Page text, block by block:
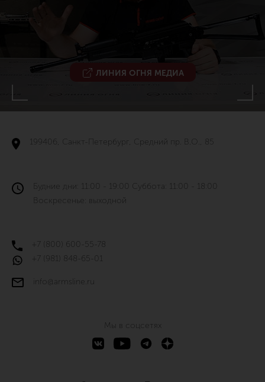
ЛИНИЯ ОГНЯ МЕДИА
199406, Санкт-Петербург, Средний пр. В.О., 85
Будние дни: 11:00 - 19:00 Суббота: 11:00 - 18:00
Воскресенье: выходной
+7 (800) 600-55-78
+7 (981) 848-65-01
info@armsline.ru
Мы в соцсетях